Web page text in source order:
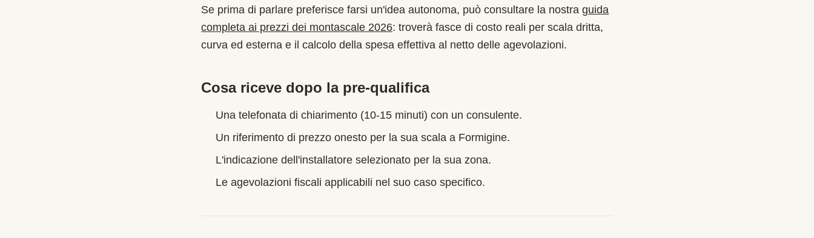
Se prima di parlare preferisce farsi un'idea autonoma, può consultare la nostra guida
completa ai prezzi dei montascale 2026: troverà fasce di costo reali per scala dritta,
curva ed esterna e il calcolo della spesa effettiva al netto delle agevolazioni.
Cosa riceve dopo la pre-qualifica
Una telefonata di chiarimento (10-15 minuti) con un consulente.
Un riferimento di prezzo onesto per la sua scala a Formigine.
L'indicazione dell'installatore selezionato per la sua zona.
Le agevolazioni fiscali applicabili nel suo caso specifico.